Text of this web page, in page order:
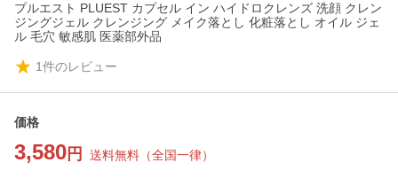
プルエスト PLUEST カプセル イン ハイドロクレンズ 洗顔 クレン
ジングジェル クレンジング メイク落とし 化粧落とし オイル ジェ
ル 毛穴 敏感肌 医薬部外品
1件のレビュー
価格
3,580 円 送料無料 （全国一律）